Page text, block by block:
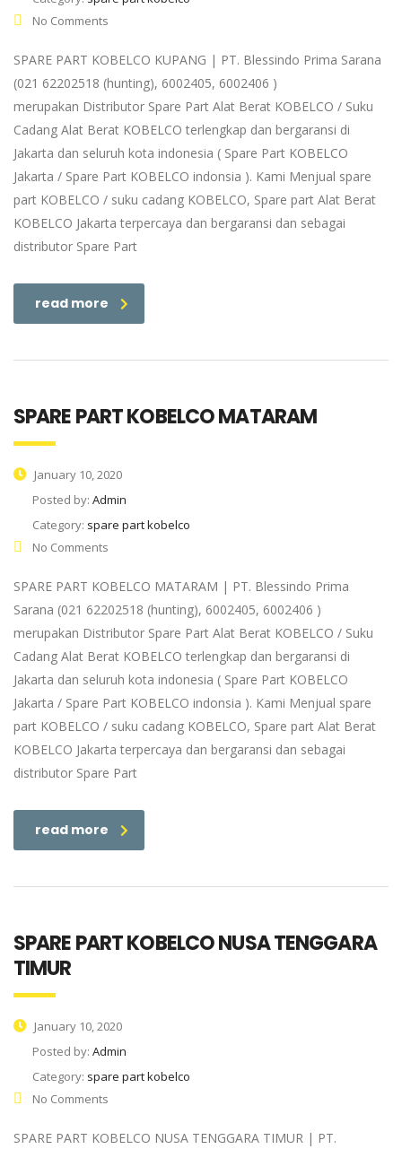
No Comments
SPARE PART KOBELCO KUPANG | PT. Blessindo Prima Sarana
(021 62202518 (hunting), 6002405, 6002406 )
merupakan Distributor Spare Part Alat Berat KOBELCO / Suku
Cadang Alat Berat KOBELCO terlengkap dan bergaransi di
Jakarta dan seluruh kota indonesia ( Spare Part KOBELCO
Jakarta / Spare Part KOBELCO indonsia ). Kami Menjual spare
part KOBELCO / suku cadang KOBELCO, Spare part Alat Berat
KOBELCO Jakarta terpercaya dan bergaransi dan sebagai
distributor Spare Part
read more
SPARE PART KOBELCO MATARAM
January 10, 2020
Posted by: Admin
Category: spare part kobelco
No Comments
SPARE PART KOBELCO MATARAM | PT. Blessindo Prima
Sarana (021 62202518 (hunting), 6002405, 6002406 )
merupakan Distributor Spare Part Alat Berat KOBELCO / Suku
Cadang Alat Berat KOBELCO terlengkap dan bergaransi di
Jakarta dan seluruh kota indonesia ( Spare Part KOBELCO
Jakarta / Spare Part KOBELCO indonsia ). Kami Menjual spare
part KOBELCO / suku cadang KOBELCO, Spare part Alat Berat
KOBELCO Jakarta terpercaya dan bergaransi dan sebagai
distributor Spare Part
read more
SPARE PART KOBELCO NUSA TENGGARA
TIMUR
January 10, 2020
Posted by: Admin
Category: spare part kobelco
No Comments
SPARE PART KOBELCO NUSA TENGGARA TIMUR | PT.